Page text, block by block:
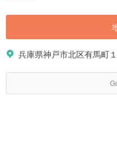
ご紹介いたします！
兵庫県神戸市北区有馬町